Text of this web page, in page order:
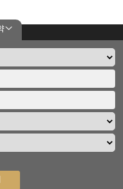
051-558-7276
. ALL RIGHTS RESERVED.